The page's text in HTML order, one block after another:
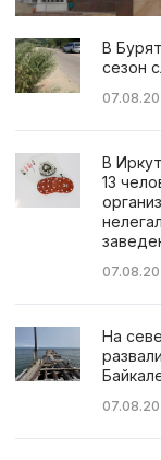
В
сезон
В
13
На